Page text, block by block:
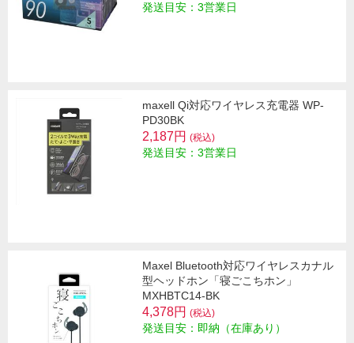
発送目安：3営業日
maxell Qi対応ワイヤレス充電器 WP-
PD30BK
2,187円 (税込)
発送目安：3営業日
Maxel Bluetooth対応ワイヤレスカナル
型ヘッドホン「寝ごこちホン」
MXHBTC14-BK
4,378円 (税込)
発送目安：即納（在庫あり）